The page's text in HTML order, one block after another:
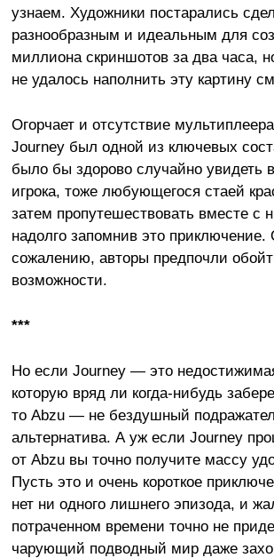
узнаем. Художники постарались
разнообразным и идеальным для
миллиона скриншотов за два часа,
не удалось наполнить эту картину
Огорчает и отсутствие
Journey был одной из ключевых
было бы здорово случайно увидеть в
игрока, тоже любующегося стаей
затем пропутешествовать вместе с
надолго запомнив это приключение.
сожалению, авторы предпочли
возможности.
***
Но если Journey — это
которую вряд ли когда-нибудь
то Abzu — не бездушный
альтернатива. А уж если Journey
от Abzu вы точно получите массу
Пусть это и очень короткое
нет ни одного лишнего эпизода, и
потраченном времени точно не
чарующий подводный мир даже